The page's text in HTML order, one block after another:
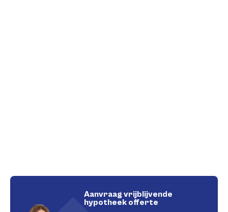
Aanvraag vrijblijvende
hypotheek offerte